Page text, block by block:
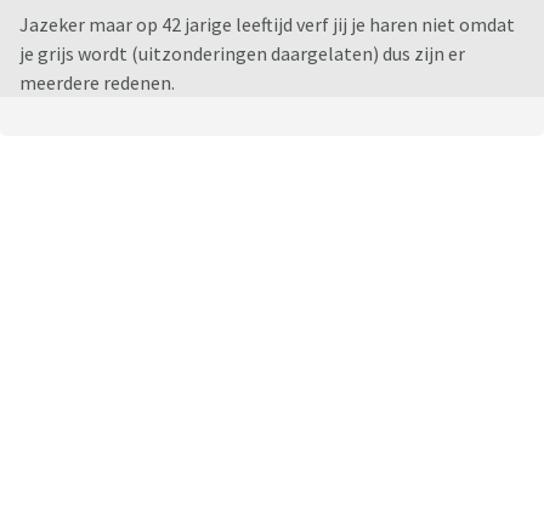
Jazeker maar op 42 jarige leeftijd verf jij je haren niet omdat
je grijs wordt (uitzonderingen daargelaten) dus zijn er
meerdere redenen.